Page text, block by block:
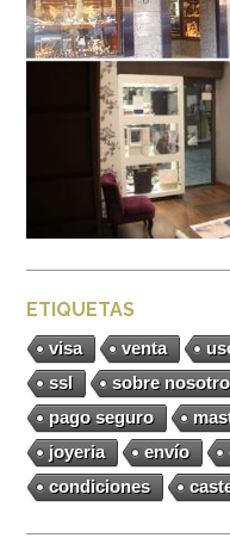
ETIQUETAS
visa venta
ssl
sobre
pago seguro
joyeria
envío
condiciones